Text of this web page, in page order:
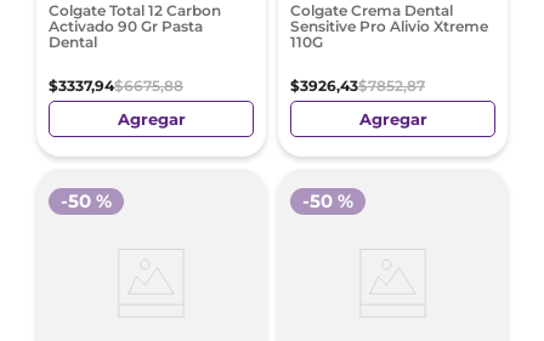
Colgate Total 12 Carbon
Activado 90 Gr Pasta
Dental
$3337,94$6675,88
Agregar
Colgate Crema Dental
Sensitive Pro Alivio Xtreme
110G
$3926,43$7852,87
Agregar
-50 % -50 %